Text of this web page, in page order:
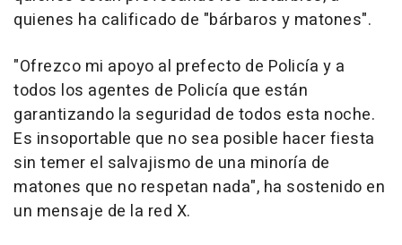
quienes ha calificado de "bárbaros y matones".
"Ofrezco mi apoyo al prefecto de Policía y a
todos los agentes de Policía que están
garantizando la seguridad de todos esta noche.
Es insoportable que no sea posible hacer fiesta
sin temer el salvajismo de una minoría de
matones que no respetan nada", ha sostenido en
un mensaje de la red X.